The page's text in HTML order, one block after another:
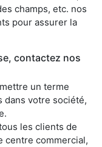
champs, etc. nos
pour assurer la
contactez nos
un terme
dans votre société,
les clients de
centre commercial,